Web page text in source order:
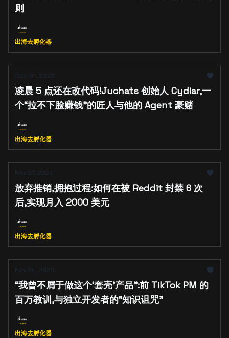
则
出海去孵化器
Dec 01, 2025
凌晨 5 点还在改代码!Juchats 创始人 Cydiar,一
个“拉不下脸赚钱”的匠人与他的 Agent 豪赌
出海去孵化器
Nov 27, 2025
放弃推销,拥抱过程:如何在被 Reddit 封禁 6 次
后,实现月入 2000 美元
出海去孵化器
Nov 24, 2025
“我曾不屑于做这个‘套壳’产品”:前 TikTok PM 的
百万教训,与独立开发者的“知识诅咒”
出海去孵化器